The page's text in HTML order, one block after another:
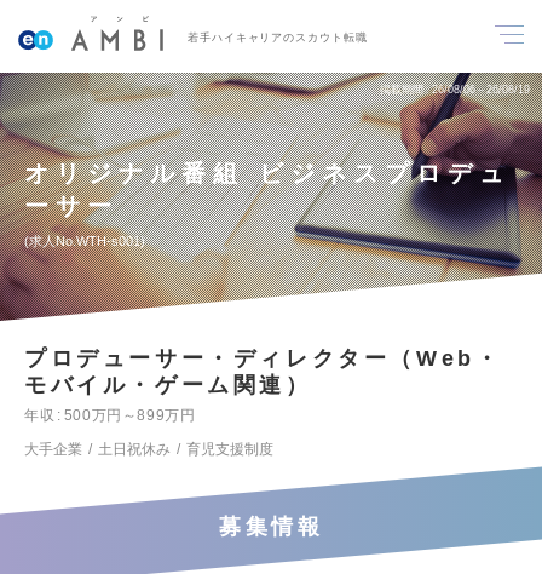
若手ハイキャリアのスカウト転職
掲載期間 26/08/06～26/08/19
オリジナル番組 ビジネスプロデュ
ーサー
求人No.WTH-s001
プロデューサー・ディレクター（Web・
モバイル・ゲーム関連）
年収
500万円～899万円
大手企業
土日祝休み 育児支援制度
募集情報